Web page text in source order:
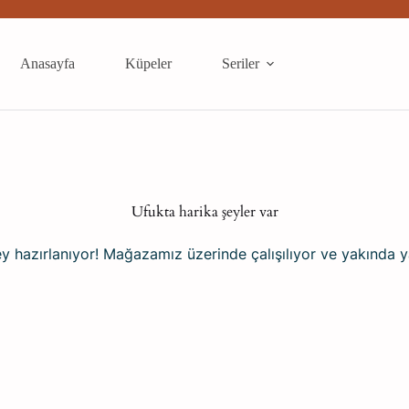
Anasayfa Küpeler Seriler
Ufukta harika şeyler var
hazırlanıyor! Mağazamız üzerinde çalışılıyor ve yakında